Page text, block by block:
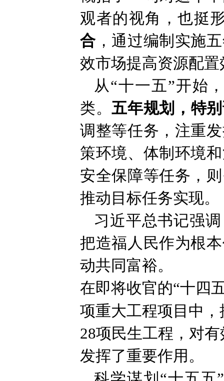
观者的视角，也挺
合，通过编制实施
效市场提高资源配
从“十一五”开始
类。五年规划，特
调整等任务，注重
策环境、体制环境
安全保障等任务，
推动目标任务实现。
习近平总书记强
把造福人民作为根
动共同富裕。
在即将收官的“十四
项重大工程项目中
28项民生工程，对
发挥了重要作用。